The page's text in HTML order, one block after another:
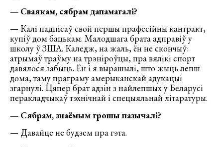
— Сваякам, сябрам дапамагалі?
— Калі падпісаў свой першы прафесійны кантракт,
купіў дом бацькам. Малодшага брата адправіў у
школу ў ЗША. Каледж, на жаль, ён не скончыў:
атрымаў траўму на трэніроўцы, пра вялікі спорт
давялося забыць. Ён і я вырашылі, што жыць лепш
дома, таму праграму амерыканскай адукацыі
згарнулі. Цяпер брат адзін з найлепшых у Беларусі
перакладчыкаў тэхнічнай і спецыяльнай літаратуры.
— Сябрам, знаёмым грошы пазычалі?
— Давайце не будзем пра гэта.